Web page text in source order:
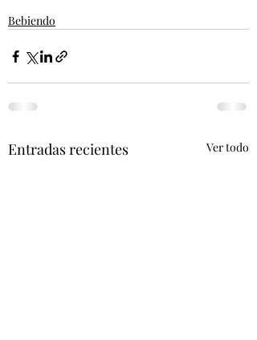
Bebiendo
Entradas recientes Ver todo